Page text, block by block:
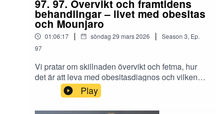
97. 97. Övervikt och framtidens
behandlingar – livet med obesitas
och Mounjaro
01:06:17 | söndag 29 mars 2026 | Season 3, Ep.
97
Vi pratar om skillnaden övervikt och fetma, hur
det är att leva med obesitasdiagnos och vilken
roll läkemedel som Mounjaro kan spela i en
större livsstilsresa. Med sjuksköterskan Elin
Forsblom aktuell med fetfakta.För fler avsnitt följ
Play